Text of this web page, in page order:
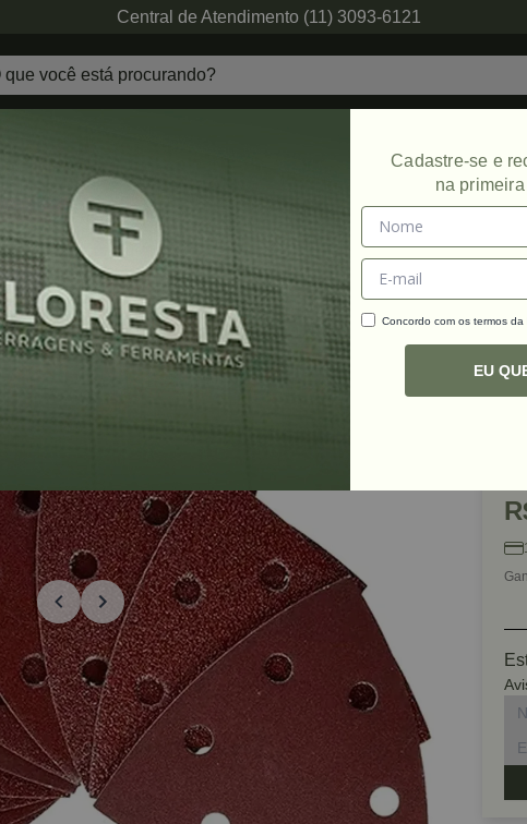
Central de Atendimento (11) 3093-6121
Cadastre-se e
na
Concordo com os termos da
EU